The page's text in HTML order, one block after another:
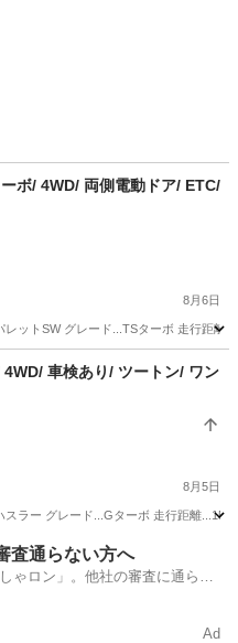
ボ/ 4WD/ 両側電動ドア/ ETC/
8月6日
レットSW グレード...TSターボ 走行距
車検あり/ ツートン/ ワン
8月5日
スラー グレード...Gターボ 走行距離
査通らない方へ
ゃロン」。他社の審査に通らな
Ad